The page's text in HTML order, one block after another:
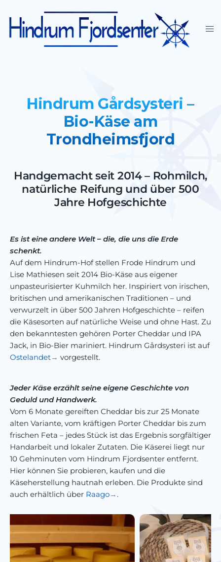
Hindrum Gårdsysteri –
Bio-Käse am
Trondheimsfjord
Handgemacht seit 2014 – Rohmilch,
natürliche Reifung und über 500
Jahre Hofgeschichte
Es ist eine andere Welt – die, die uns die Erde
schenkt.
Auf dem Hindrum-Hof stellen Frode Hindrum und
Lise Mathiesen seit 2014 Bio-Käse aus eigener
unpasteurisierter Kuhmilch her. Inspiriert von irischen,
britischen und amerikanischen Traditionen – und
verwurzelt in über 500 Jahren Hofgeschichte – reifen
die Käsesorten auf natürliche Weise und ohne Hast. Zu
den bekanntesten gehören Porter Cheddar und IPA
Jack, in Bio-Bier mariniert. Hindrum Gårdsysteri ist auf
Ostelandet
vorgestellt.
Jeder Käse erzählt seine eigene Geschichte von
Geduld und Handwerk.
Vom 6 Monate gereiften Cheddar bis zur 25 Monate
alten Variante, vom kräftigen Porter Cheddar bis zum
frischen Feta – jedes Stück ist das Ergebnis sorgfältiger
Handarbeit und lokaler Zutaten. Die Käserei liegt nur
10 Gehminuten vom Hindrum Fjordsenter entfernt.
Hier können Sie probieren, kaufen und die
Käseherstellung hautnah erleben. Die Produkte sind
auch erhältlich über Raago .